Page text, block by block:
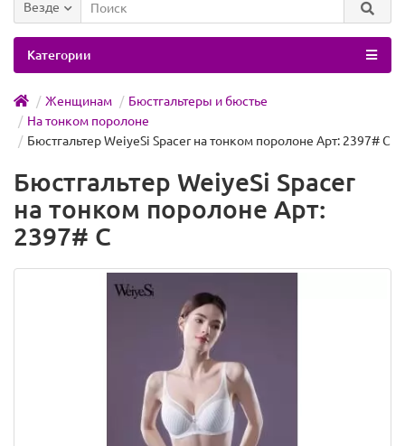
Везде
Категории
Женщинам
Бюстгальтеры и бюстье
На тонком поролоне
Бюстгальтер WeiyeSi Spacer на тонком поролоне Арт: 2397# C
Бюстгальтер WeiyeSi Spacer
на тонком поролоне Арт:
2397# C